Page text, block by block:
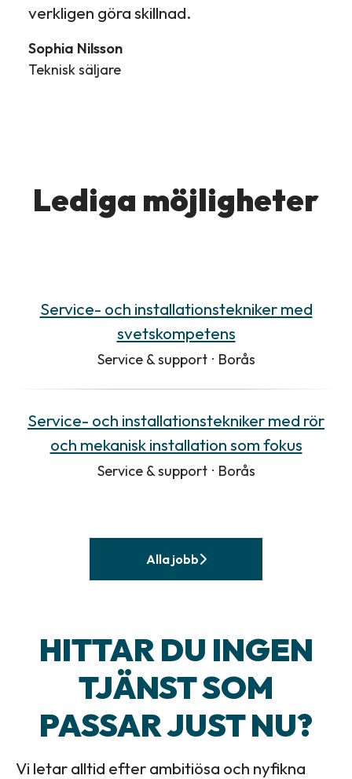
verkligen göra skillnad.
Sophia Nilsson
Teknisk säljare
Lediga möjligheter
Service- och installationstekniker med
svetskompetens
Service & support · Borås
Service- och installationstekniker med rör
och mekanisk installation som fokus
Service & support · Borås
Alla jobb
HITTAR DU INGEN
TJÄNST SOM
PASSAR JUST NU?
Vi letar alltid efter ambitiösa och nyfikna